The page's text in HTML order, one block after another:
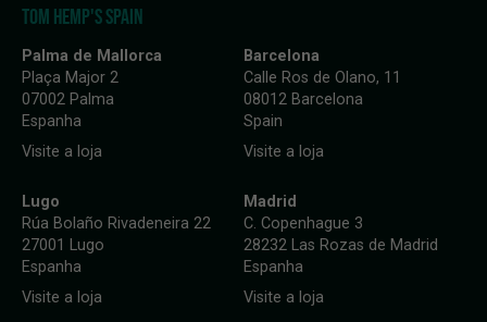
TOM HEMP'S SPAIN
Palma de Mallorca
Plaça Major 2
07002 Palma
Espanha
Visite a loja
Barcelona
Calle Ros de Olano, 11
08012 Barcelona
Spain
Visite a loja
Lugo
Rúa Bolaño Rivadeneira 22
27001 Lugo
Espanha
Visite a loja
Madrid
C. Copenhague 3
28232 Las Rozas de Madrid
Espanha
Visite a loja